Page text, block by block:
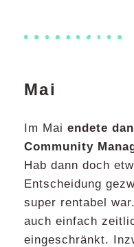
Mai
Im Maiendete
Community
Hab dann doch
Entscheidung
super rentabel
auch einfach
eingeschränkt.